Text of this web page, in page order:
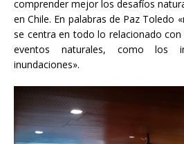
comprender mejor los desafíos
en Chile. En palabras de Paz Toledo
se centra en todo lo relacionado
eventos naturales, como los
inundaciones».